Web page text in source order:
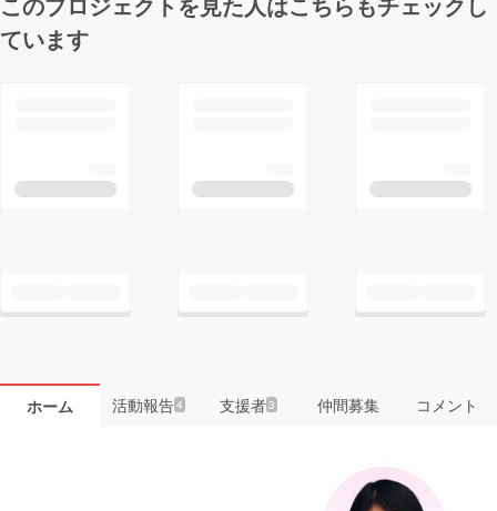
ています
ホーム 活動報告4 支援者3 仲間募集 コメント